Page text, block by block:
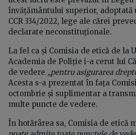
învățământului superior, adoptată
CCR 334/2022, lege ale cărei
declarate neconstituționale.
La fel ca și Comisia de etică de la
Academia de Poliție i-a cerut lui
de vedere „pentru asigurarea
Acesta s-a prezentat în fața
octombrie și suplimentar a
multe puncte de vedere.
În hotărârea sa, Comisia de etică